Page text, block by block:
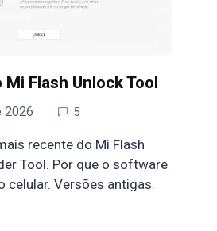
Mi Flash Unlock Tool
2026 5
recente do Mi Flash
Tool. Por que o software
celular. Versões antigas.